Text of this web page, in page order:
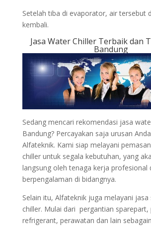
Setelah tiba di evaporator, air tersebut
kembali.
Jasa Water Chiller Terbaik dan
Bandung
Sedang mencari rekomendasi jasa
Bandung? Percayakan saja urusan
Alfateknik. Kami siap melayani
chiller untuk segala kebutuhan, yang
langsung oleh tenaga kerja profesional
berpengalaman di bidangnya.
Selain itu, Alfateknik juga melayani
chiller. Mulai dari pergantian sparepart,
refrigerant, perawatan dan lain